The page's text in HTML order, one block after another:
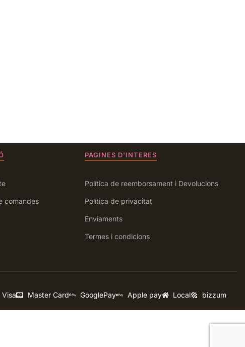
comandes
PAGINES D'INTERES
Política de reemborsament i Devolucions
Política de privacitat
Enviaments
Termes i condicions
Visa Master Card GooglePay Apple pay Local bizzum